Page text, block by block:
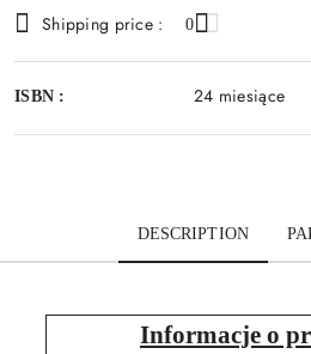
Shipping price : 0
ISBN : 24 miesiące
DESCRIPTION
Informacje o